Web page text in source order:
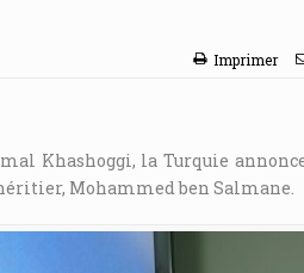
Imprimer
Khashoggi, la Turquie
Mohammed ben Salmane.